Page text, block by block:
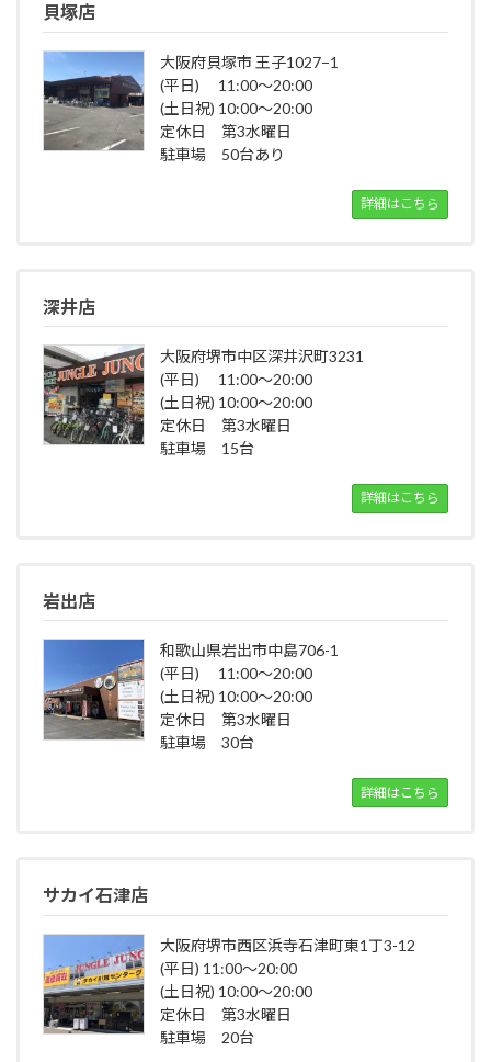
貝塚店
大阪府貝塚市 王子1027−1
(平日) 11:00～20:00
(土日祝) 10:00～20:00
定休日 第3水曜日
駐車場 50台あり
詳細はこちら
深井店
大阪府堺市中区深井沢町3231
(平日) 11:00～20:00
(土日祝) 10:00～20:00
定休日 第3水曜日
駐車場 15台
詳細はこちら
岩出店
和歌山県岩出市中島706-1
(平日) 11:00～20:00
(土日祝) 10:00～20:00
定休日 第3水曜日
駐車場 30台
詳細はこちら
サカイ石津店
大阪府堺市西区浜寺石津町東1丁3-12
(平日) 11:00～20:00
(土日祝) 10:00～20:00
定休日 第3水曜日
駐車場 20台